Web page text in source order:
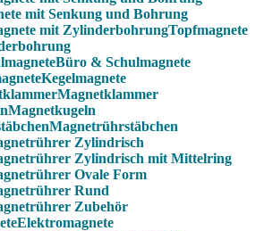
mit Senkung und Bohrung
Topfmagnete
Büro & Schulmagnete
Kegelmagnete
Magnetklammer
Magnetkugeln
Magnetrührstäbchen
Zylindrisch
Zylindrisch mit Mittelring
Ovale Form
Rund
Zubehör
Elektromagnete